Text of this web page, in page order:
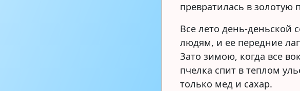
превратилась в золотую
Все лето день-деньской
людям, и ее передние
Зато зимою, когда все
пчелка спит в теплом
только мед и сахар.